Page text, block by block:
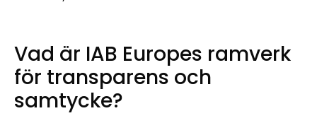
Vad är IAB Europes ramverk
för transparens och
samtycke?